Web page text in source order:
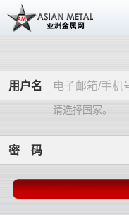
用户名
请选择国家。
密 码